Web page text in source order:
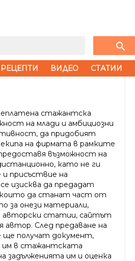
search
РЕЦЕПТИ ВИДЕО СТАТИИ
стажантска
на млади и амбициозни
да придобият
на фирмата в рамките
възможност на
, като не ги
и присъствие на
изисква да предадат
да станат част от
за онези материали,
авторски статии, сайтът
автор. След предаване на
получат документ,
в стажантската
задълженията им и оценка